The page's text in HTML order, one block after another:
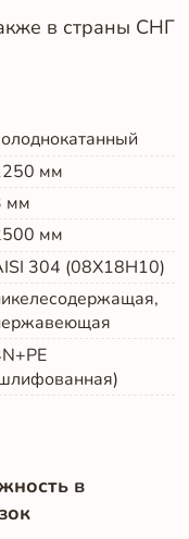
в страны СНГ
мм
мм
мм
304 (08Х18Н10)
в